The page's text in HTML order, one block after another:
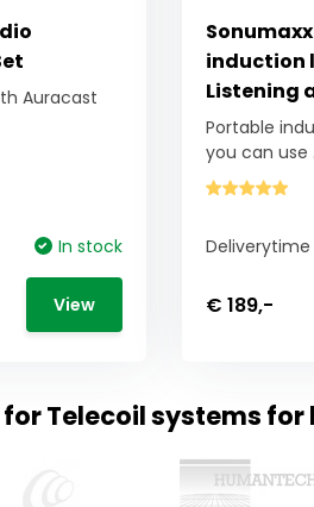
Auracast
In stock
View
Sonumaxx
induction
Listening
Portable
you can use
Deliverytime
€ 189,-
Telecoil systems